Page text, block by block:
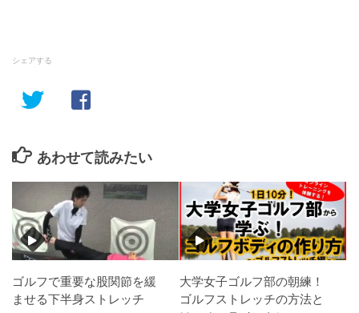
シェアする
あわせて読みたい
ゴルフで重要な股関節を緩
ませる下半身ストレッチ
大学女子ゴルフ部の朝練！
ゴルフストレッチの方法と